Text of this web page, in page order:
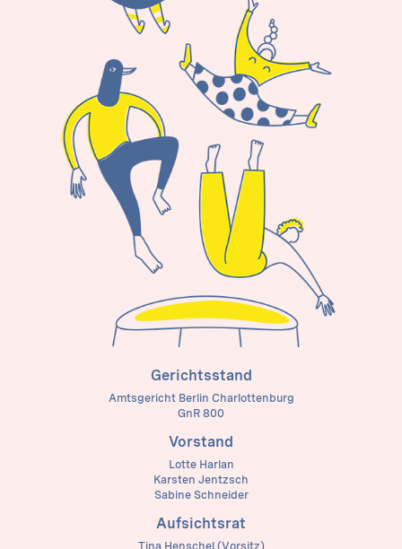
Gerichtsstand
Amtsgericht Berlin Charlottenburg
GnR 800
Vorstand
Lotte Harlan
Karsten Jentzsch
Sabine Schneider
Aufsichtsrat
Tina Henschel (Vorsitz)